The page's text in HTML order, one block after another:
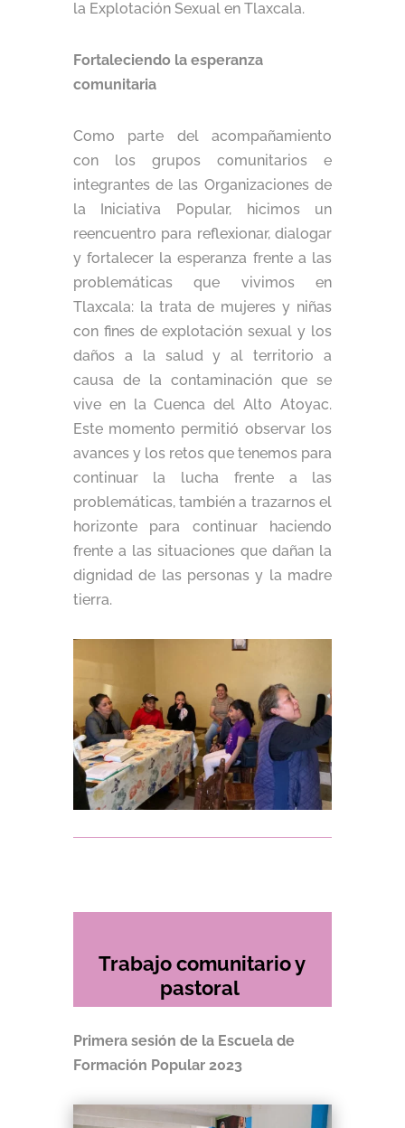
la Explotación Sexual en Tlaxcala.
Fortaleciendo la esperanza
comunitaria
Como parte del acompañamiento
con los grupos comunitarios e
integrantes de las Organizaciones de
la Iniciativa Popular, hicimos un
reencuentro para reflexionar, dialogar
y fortalecer la esperanza frente a las
problemáticas que vivimos en
Tlaxcala: la trata de mujeres y niñas
con fines de explotación sexual y los
daños a la salud y al territorio a
causa de la contaminación que se
vive en la Cuenca del Alto Atoyac.
Este momento permitió observar los
avances y los retos que tenemos para
continuar la lucha frente a las
problemáticas, también a trazarnos el
horizonte para continuar haciendo
frente a las situaciones que dañan la
dignidad de las personas y la madre
tierra.
Trabajo comunitario y
pastoral
Primera sesión de la Escuela de
Formación Popular 2023